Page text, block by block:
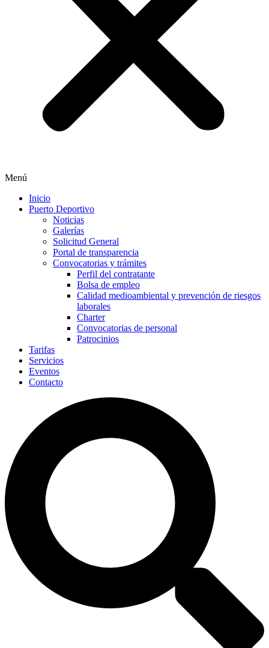
Menú
Inicio
Puerto Deportivo
Noticias
Galerías
Solicitud General
Portal de transparencia
Convocatorias y trámites
Perfil del contratante
Bolsa de empleo
Calidad medioambiental y prevención de riesgos
laborales
Charter
Convocatorias de personal
Patrocinios
Tarifas
Servicios
Eventos
Contacto